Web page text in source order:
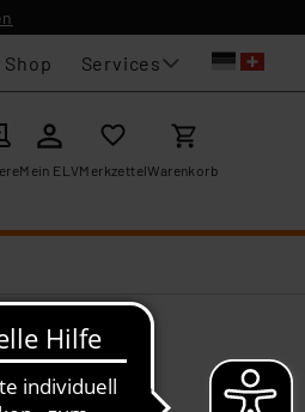
Services
Mein ELVMerkzettelWarenkorb